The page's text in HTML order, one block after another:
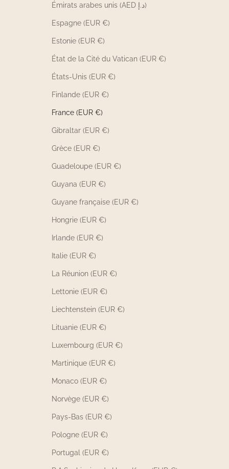
Émirats arabes unis (AED د.إ)
Espagne (EUR €)
Estonie (EUR €)
État de la Cité du Vatican (EUR €)
États-Unis (EUR €)
Finlande (EUR €)
France (EUR €)
Gibraltar (EUR €)
Grèce (EUR €)
Guadeloupe (EUR €)
Guyana (EUR €)
Guyane française (EUR €)
Hongrie (EUR €)
Irlande (EUR €)
Italie (EUR €)
La Réunion (EUR €)
Lettonie (EUR €)
Liechtenstein (EUR €)
Lituanie (EUR €)
Luxembourg (EUR €)
Martinique (EUR €)
Monaco (EUR €)
Norvège (EUR €)
Pays-Bas (EUR €)
Pologne (EUR €)
Portugal (EUR €)